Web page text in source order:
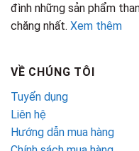
đình những sản phẩm
chăng nhất. Xem thêm
VỀ CHÚNG TÔI
Tuyển dụng
Liên hệ
Hướng dẫn mua hàng